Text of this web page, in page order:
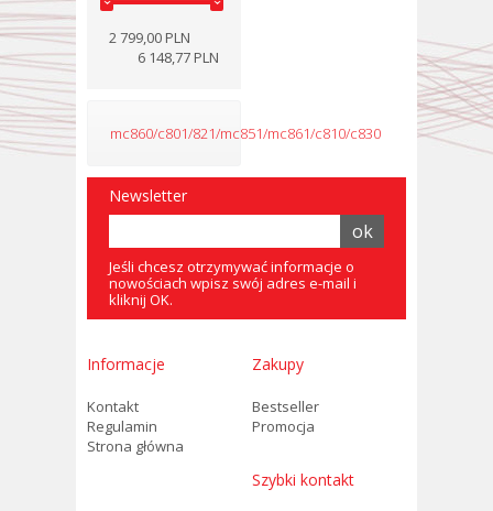
2 799,00 PLN
6 148,77 PLN
mc860/c801/821/mc851/mc861/c810/c830
Newsletter
Jeśli chcesz otrzymywać informacje o
nowościach wpisz swój adres e-mail i
kliknij OK.
Informacje
Kontakt
Regulamin
Strona główna
Zakupy
Bestseller
Promocja
Szybki kontakt